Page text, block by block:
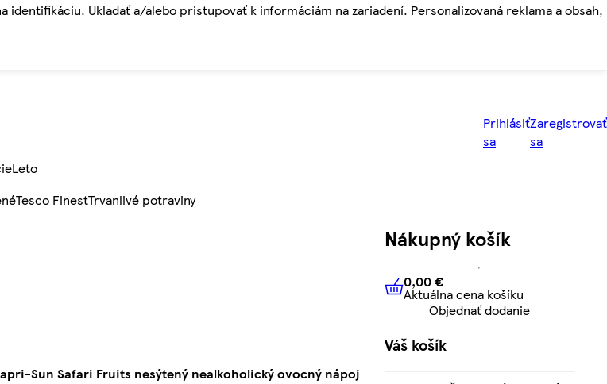
Ukladať a/alebo pristupovať k informáciám na zariadení. Personalizovaná reklama a obsah,
Prihlásiť
sa
Zaregistrovať
sa
Leto
Tesco FinestTrvanlivé potraviny
Sun Safari Fruits nesýtený nealkoholický ovocný nápoj
Nákupný košík
0,00 € Aktuálna cena košíku
0,00 €
Aktuálna cena košíku
Objednať dodanie
Váš košík